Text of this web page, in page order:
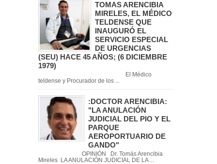
TOMAS ARENCIBIA
MIRELES, EL MÉDICO
TELDENSE QUE
INAUGURÓ EL
SERVICIO ESPECIAL
DE URGENCIAS
(SEU) HACE 45 AÑOS; (6 DICIEMBRE
1979)
El Médico
teldense y Procurador de los ...
:DOCTOR ARENCIBIA:
"LA ANULACIÓN
JUDICIAL DEL PIO Y EL
PARQUE
AEROPORTUARIO DE
GANDO"
OPINIÓN Dr. Tomás Arencibia
Mireles LA ANULACIÓN JUDICIAL DE LA ...